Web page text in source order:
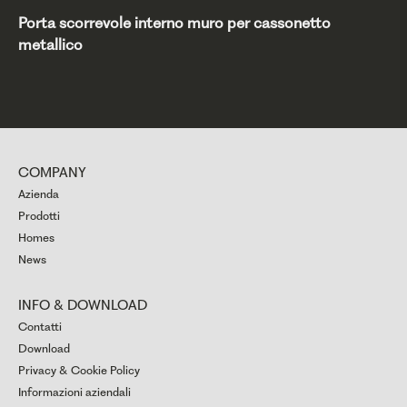
Porta scorrevole interno muro per cassonetto
metallico
COMPANY
Azienda
Prodotti
Homes
News
INFO & DOWNLOAD
Contatti
Download
Privacy & Cookie Policy
Informazioni aziendali